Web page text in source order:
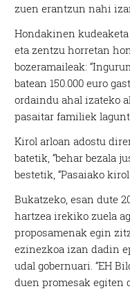
zuen erantzun nahi
Hondakinen kudeaketa
eta zentzu horretan
bozeramaileak:
batean 150.000 euro
ordaindu ahal izateko
pasaitar familiek
Kirol arloan adostu
batetik, “behar bezala
bestetik, “Pasaiako
Bukatzeko, esan dute
hartzea irekiko zuela
proposamenak egin
ezinezkoa izan dadin
udal gobernuari. “EH
duen promesak egiten